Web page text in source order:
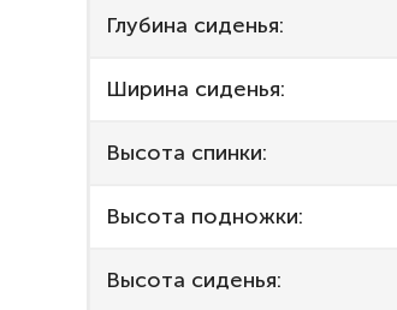
Глубина сиденья:
Ширина сиденья:
Высота спинки:
Высота подножки:
Высота сиденья: